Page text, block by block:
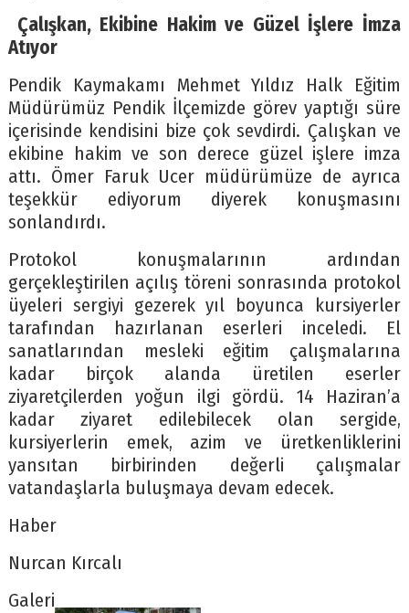
Çalışkan, Ekibine Hakim ve Güzel İşlere İmza
Atıyor
Pendik Kaymakamı Mehmet Yıldız Halk Eğitim
Müdürümüz Pendik İlçemizde görev yaptığı süre
içerisinde kendisini bize çok sevdirdi. Çalışkan ve
ekibine hakim ve son derece güzel işlere imza
attı. Ömer Faruk Ucer müdürümüze de ayrıca
teşekkür ediyorum diyerek konuşmasını
sonlandırdı.
Protokol konuşmalarının ardından
gerçekleştirilen açılış töreni sonrasında protokol
üyeleri sergiyi gezerek yıl boyunca kursiyerler
tarafından hazırlanan eserleri inceledi. El
sanatlarından mesleki eğitim çalışmalarına
kadar birçok alanda üretilen eserler
ziyaretçilerden yoğun ilgi gördü. 14 Haziran’a
kadar ziyaret edilebilecek olan sergide,
kursiyerlerin emek, azim ve üretkenliklerini
yansıtan birbirinden değerli çalışmalar
vatandaşlarla buluşmaya devam edecek.
Haber
Nurcan Kırcalı
Galeri